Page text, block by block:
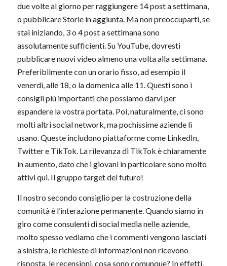
due volte al giorno per raggiungere 14 post a settimana,
o pubblicare Storie in aggiunta. Ma non preoccuparti, se
stai iniziando, 3 o 4 post a settimana sono
assolutamente sufficienti. Su YouTube, dovresti
pubblicare nuovi video almeno una volta alla settimana.
Preferibilmente con un orario fisso, ad esempio il
venerdì, alle 18, o la domenica alle 11. Questi sono i
consigli più importanti che possiamo darvi per
espandere la vostra portata. Poi, naturalmente, ci sono
molti altri social network, ma pochissime aziende li
usano. Queste includono piattaforme come LinkedIn,
Twitter e TikTok. La rilevanza di TikTok è chiaramente
in aumento, dato che i giovani in particolare sono molto
attivi qui. Il gruppo target del futuro!
Il nostro secondo consiglio per la costruzione della
comunità è l’interazione permanente. Quando siamo in
giro come consulenti di social media nelle aziende,
molto spesso vediamo che i commenti vengono lasciati
a sinistra, le richieste di informazioni non ricevono
risposta, le recensioni, cosa sono comunque? In effetti,